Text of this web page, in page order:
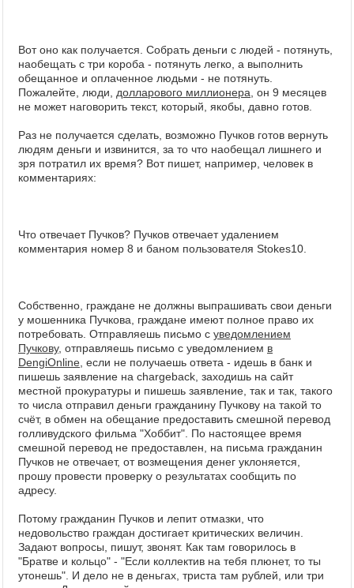
Вот оно как получается. Собрать деньги с людей - потянуть,
наобещать с три короба - потянуть легко, а выполнить
обещанное и оплаченное людьми - не потянуть.
Пожалейте, люди, долларового миллионера , он 9 месяцев
не может наговорить текст, который, якобы, давно готов.
Раз не получается сделать, возможно Пучков готов вернуть
людям деньги и извинится, за то что наобещал лишнего и
зря потратил их время? Вот пишет, например, человек в
комментариях:
Что отвечает Пучков? Пучков отвечает удалением
комментария номер 8 и баном пользователя Stokes10.
Собственно, граждане не должны выпрашивать свои деньги
у мошенника Пучкова, граждане имеют полное право их
потребовать. Отправляешь письмо с уведомлением
Пучкову, отправляешь письмо с уведомлением в
DengiOnline , если не получаешь ответа - идешь в банк и
пишешь заявление на chargeback, заходишь на сайт
местной прокуратуры и пишешь заявление, так и так, такого
то числа отправил деньги гражданину Пучкову на такой то
счёт, в обмен на обещание предоставить смешной перевод
голливудского фильма "Хоббит". По настоящее время
смешной перевод не предоставлен, на письма гражданин
Пучков не отвечает, от возмещения денег уклоняется,
прошу провести проверку о результатах сообщить по
адресу.
Потому гражданин Пучков и лепит отмазки, что
недовольство граждан достигает критических величин.
Задают вопросы, пишут, звонят. Как там говорилось в
"Братве и кольцо" - "Если коллектив на тебя плюнет, то ты
утонешь". И дело не в деньгах, триста там рублей, или три